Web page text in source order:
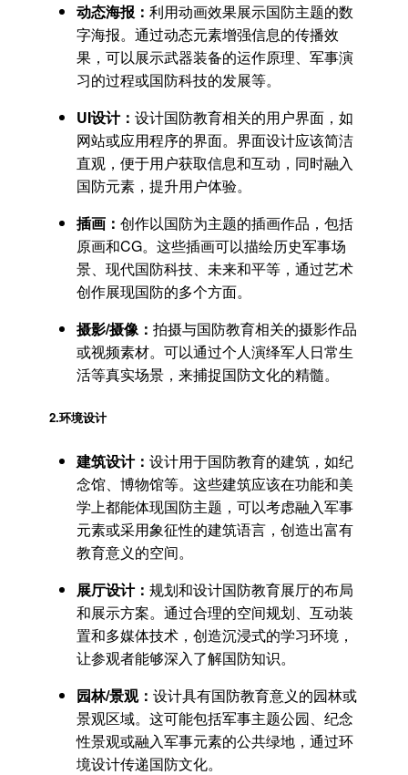
动态海报： 利用动画效果展示国防主题的数
字海报。通过动态元素增强信息的传播效
果，可以展示武器装备的运作原理、军事演
习的过程或国防科技的发展等。
UI设计： 设计国防教育相关的用户界面，如
网站或应用程序的界面。界面设计应该简洁
直观，便于用户获取信息和互动，同时融入
国防元素，提升用户体验。
插画： 创作以国防为主题的插画作品，包括
原画和CG。这些插画可以描绘历史军事场
景、现代国防科技、未来和平等，通过艺术
创作展现国防的多个方面。
摄影/摄像： 拍摄与国防教育相关的摄影作品
或视频素材。可以通过个人演绎军人日常生
活等真实场景，来捕捉国防文化的精髓。
2.环境设计
建筑设计： 设计用于国防教育的建筑，如纪
念馆、博物馆等。这些建筑应该在功能和美
学上都能体现国防主题，可以考虑融入军事
元素或采用象征性的建筑语言，创造出富有
教育意义的空间。
展厅设计： 规划和设计国防教育展厅的布局
和展示方案。通过合理的空间规划、互动装
置和多媒体技术，创造沉浸式的学习环境，
让参观者能够深入了解国防知识。
园林/景观： 设计具有国防教育意义的园林或
景观区域。这可能包括军事主题公园、纪念
性景观或融入军事元素的公共绿地，通过环
境设计传递国防文化。